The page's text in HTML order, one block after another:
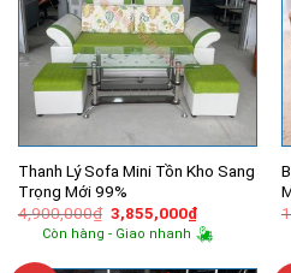
Thanh Lý Sofa Mini Tồn Kho Sang
Trọng Mới 99%
4,900,000₫ Giá
gốc
là:
3,855,000₫Giá
hiện
tại
Còn hàng - Giao nhanh